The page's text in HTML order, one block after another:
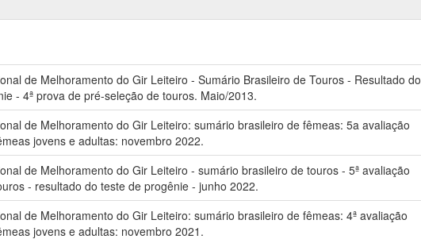
de Melhoramento do Gir Leiteiro - Sumário Brasileiro de Touros - Resultado do
- 4ª prova de pré-seleção de touros. Maio/2013.
de Melhoramento do Gir Leiteiro: sumário brasileiro de fêmeas: 5a avaliação
jovens e adultas: novembro 2022.
de Melhoramento do Gir Leiteiro - sumário brasileiro de touros - 5ª avaliação
- resultado do teste de progênie - junho 2022.
de Melhoramento do Gir Leiteiro: sumário brasileiro de fêmeas: 4ª avaliação
jovens e adultas: novembro 2021.